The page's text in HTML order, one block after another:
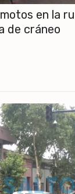
en la
de cráneo